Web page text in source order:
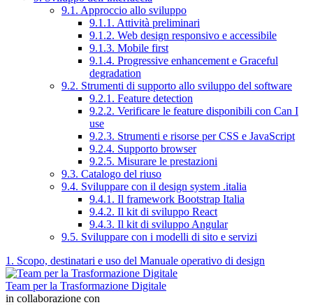
9.1. Approccio allo sviluppo
9.1.1. Attività preliminari
9.1.2. Web design responsivo e accessibile
9.1.3. Mobile first
9.1.4. Progressive enhancement e Graceful
degradation
9.2. Strumenti di supporto allo sviluppo del software
9.2.1. Feature detection
9.2.2. Verificare le feature disponibili con Can I
use
9.2.3. Strumenti e risorse per CSS e JavaScript
9.2.4. Supporto browser
9.2.5. Misurare le prestazioni
9.3. Catalogo del riuso
9.4. Sviluppare con il design system .italia
9.4.1. Il framework Bootstrap Italia
9.4.2. Il kit di sviluppo React
9.4.3. Il kit di sviluppo Angular
9.5. Sviluppare con i modelli di sito e servizi
1. Scopo, destinatari e uso del Manuale operativo di design
Team per la Trasformazione Digitale
in collaborazione con